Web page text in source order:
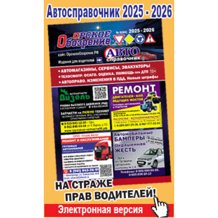
Строительство и ремонт
Авто и мото
Рестораны, кафе, бары
Развлечения и отдых
Спорт Фитнес
Недвижимость
Красота Косметология
Телекоммуникации и связь
Торговля
Бизнес и финансы
Юристы, Экспертиза, Страхование
Ремонт
Социальные организации
Это интересно
Администрация
Популярное →
Строительство и ремонт